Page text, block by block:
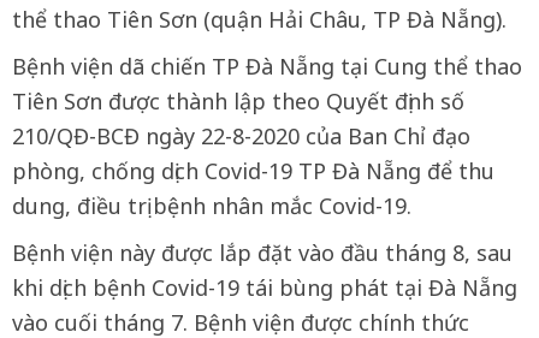
thể thao Tiên Sơn (quận Hải Châu, TP Đà Nẵng).
Bệnh viện dã chiến TP Đà Nẵng tại Cung thể thao
Tiên Sơn được thành lập theo Quyết định số
210/QĐ-BCĐ ngày 22-8-2020 của Ban Chỉ đạo
phòng, chống dịch Covid-19 TP Đà Nẵng để thu
dung, điều trị bệnh nhân mắc Covid-19.
Bệnh viện này được lắp đặt vào đầu tháng 8, sau
khi dịch bệnh Covid-19 tái bùng phát tại Đà Nẵng
vào cuối tháng 7. Bệnh viện được chính thức